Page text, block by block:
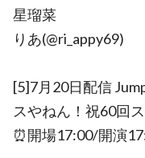
星瑠菜
りあ(@ri_appy69)
[5]7月20日配信
スやねん！祝60回
⏰開場17:00/開演